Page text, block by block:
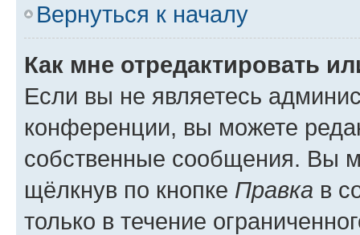
Вернуться к началу
Как мне отредактировать
Если вы не являетесь
конференции, вы можете
собственные сообщения. Вы
щёлкнув по кнопке Правка в
только в течение